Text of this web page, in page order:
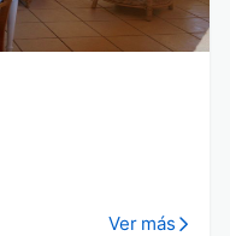
Ver más